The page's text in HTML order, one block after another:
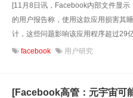
[11月8日讯，Facebook内部文件显
的用户报告称，使用这款应用损害其
计，这些问题影响该应用程序超过29
facebook 用户研究
[Facebook高管：元宇宙可